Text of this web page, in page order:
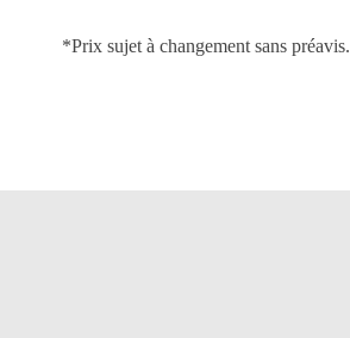
*Prix sujet à changement sans préavis.